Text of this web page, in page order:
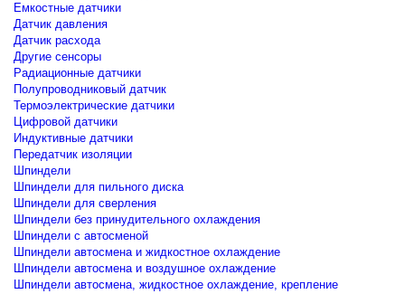
Емкостные датчики
Датчик давления
Датчик расхода
Другие сенсоры
Радиационные датчики
Полупроводниковый датчик
Термоэлектрические датчики
Цифровой датчики
Индуктивные датчики
Передатчик изоляции
Шпиндели
Шпиндели для пильного диска
Шпиндели для сверления
Шпиндели без принудительного охлаждения
Шпиндели с автосменой
Шпиндели автосмена и жидкостное охлаждение
Шпиндели автосмена и воздушное охлаждение
Шпиндели автосмена, жидкостное охлаждение, крепление